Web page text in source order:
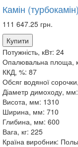
Камін
111 647.25 грн.
Купити
Потужність, кВт: 24
Опалювальна площа,
ККД, %: 87
Обсяг водяної
Діаметр димоходу, мм:
Висота, мм: 1310
Ширина, мм: 710
Глибина, мм: 600
Вага, кг: 225
Країна виробник: